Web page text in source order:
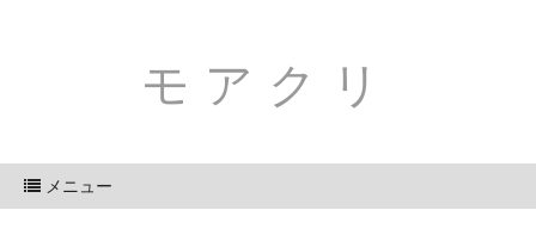
モアクリ
メニュー